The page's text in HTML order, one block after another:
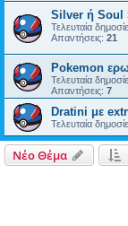
Silver ή Soul
Τελευταία
Απαντήσεις: 21
Pokemon
Τελευταία
Απαντήσεις: 7
Dratini με
Τελευταία
Νέο Θέμα